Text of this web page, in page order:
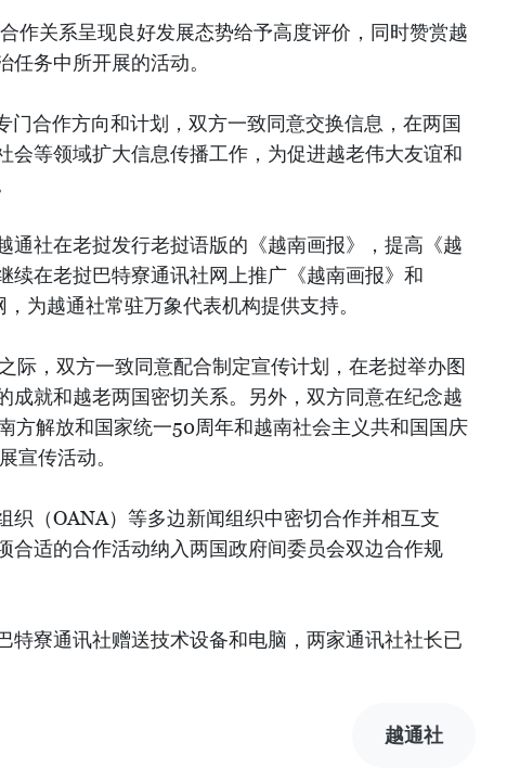
作关系呈现良好发展态势给予高度评价，同时赞赏越
务中所开展的活动。
门合作方向和计划，双方一致同意交换信息，在两国
会等领域扩大信息传播工作，为促进越老伟大友谊和
通社在老挝发行老挝语版的《越南画报》，提高《越
续在老挝巴特寮通讯社网上推广《越南画报》和
为越通社常驻万象代表机构提供支持。
际，双方一致同意配合制定宣传计划，在老挝举办图
成就和越老两国密切关系。另外，双方同意在纪念越
方解放和国家统一50周年和越南社会主义共和国国庆
宣传活动。
织（OANA）等多边新闻组织中密切合作并相互支
合适的合作活动纳入两国政府间委员会双边合作规
特寮通讯社赠送技术设备和电脑，两家通讯社社长已
越通社